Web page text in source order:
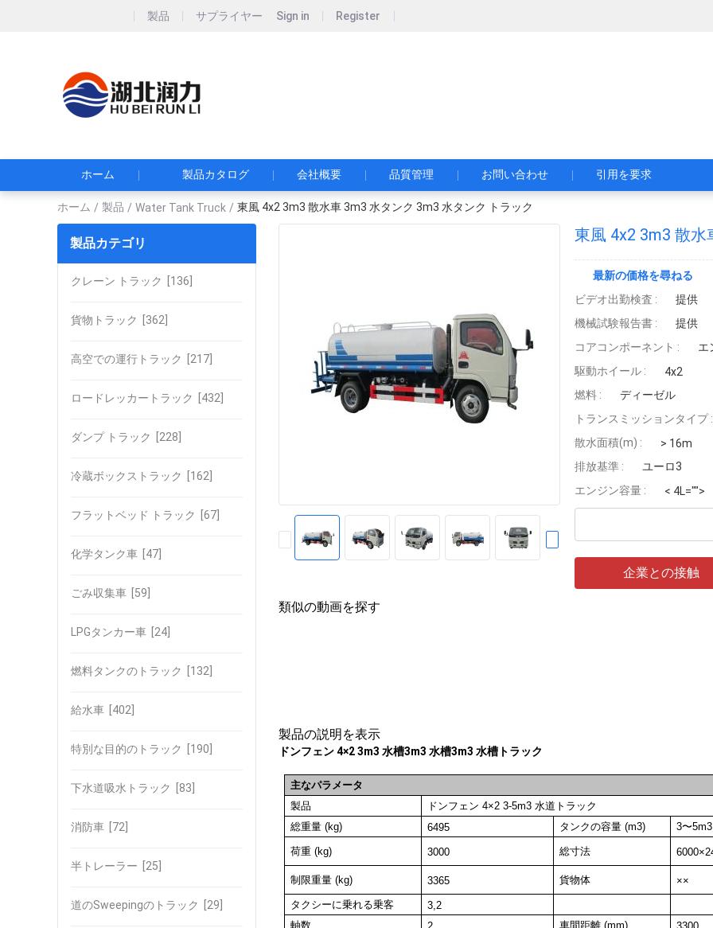
製品 サプライヤー Sign in Register
ホーム 製品カタログ 会社概要 品質管理 お問い合わせ 引用を要求
ホーム / 製品 / Water Tank Truck / 東風 4x2 3m3 散水車 3m3 水タンク 3m3 水タンク トラック
製品カテゴリ
クレーン トラック [136]
貨物トラック [362]
高空での運行トラック [217]
ロードレッカートラック [432]
ダンプ トラック [228]
冷蔵ボックストラック [162]
フラットベッド トラック [67]
化学タンク車 [47]
ごみ収集車 [59]
LPGタンカー車 [24]
燃料タンクのトラック [132]
給水車 [402]
特別な目的のトラック [190]
下水道吸水トラック [83]
消防車 [72]
半トレーラー [25]
道のSweepingのトラック [29]
東風 4x2 3m3 散
最新の価格を尋ねる
ビデオ出勤検査 :
提供
機械試験報告書 :
提供
コアコンポーネント :
エ
駆動ホイール :
4x2
燃料 :
ディーゼル
トランスミッションタイプ :
散水面積(m) :
> 16m
排放基準 :
ユーロ3
エンジン容量 :
< 4L="">
企業との接触
類似の動画を探す
製品の説明を表示
ドンフェン 4×2 3m3 水槽3m3 水槽3m3 水槽トラック
主なパラメータ
製品
ドンフェン 4×2 3-5m3 水道トラック
総重量 (kg)
6495 タンクの容量 (m3) 3〜5m3
荷重 (kg) 3000 総寸法
制限重量 (kg) 3365 貨物体
××
タクシーに乗れる乗客
3,2
軸数
車間距離 (mm)